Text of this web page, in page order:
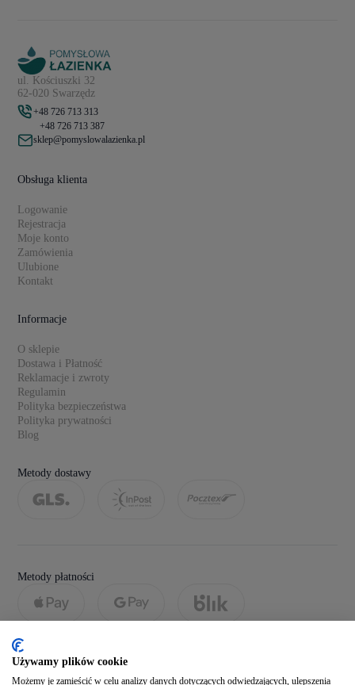
ul. Kościuszki 32
62-020 Swarzędz
+48 726 713 313
+48 726 713 387
sklep@pomyslowalazienka.pl
Obsługa klienta
Logowanie
Rejestracja
Moje konto
Zamówienia
Ulubione
Kontakt
Informacje
O sklepie
Dostawa i Płatność
Reklamacje i zwroty
Regulamin
Polityka bezpieczeństwa
Polityka prywatności
Blog
Metody dostawy
Metody płatności
Używamy plików cookie
Możemy je zamieścić w celu analizy danych dotyczących odwiedzających, ulepszenia